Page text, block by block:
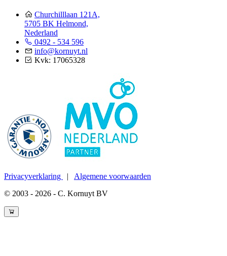
Churchilllaan 121A,
5705 BK Helmond,
Nederland
0492 - 534 596
info@kornuyt.nl
Kvk: 17065328
Privacyverklaring | Algemene voorwaarden
© 2003 - 2026 - C. Kornuyt BV